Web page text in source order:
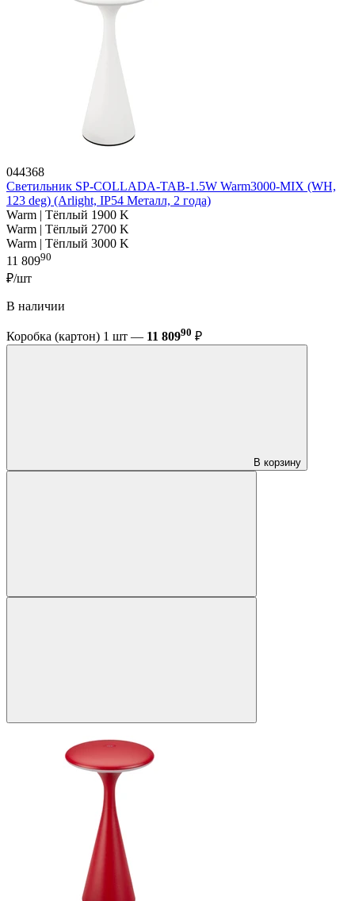
044368
Светильник SP-COLLADA-TAB-1.5W Warm3000-MIX (WH,
123 deg) (Arlight, IP54 Металл, 2 года)
Warm | Тёплый 1900 K
Warm | Тёплый 2700 K
Warm | Тёплый 3000 K
11 80990
₽/шт
В наличии
Коробка (картон) 1 шт — 11 80990 ₽
В корзину